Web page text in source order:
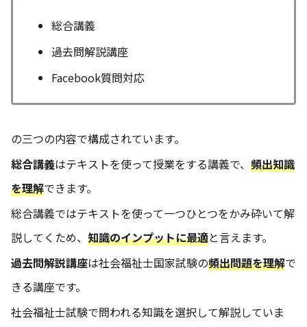
総合講義
過去問解説講座
Facebook質問対応
の三つの内容で構成されています。
総合講義はテキストを使って授業をする講義で、 頻出知識
を理解できます。
総合講義ではテキストを使って一つひとつをかみ砕いて解
説してくため、 知識のインプットに最適と言えます。
過去問解説講座は社会福祉士国家試験の頻出問題を理解で
きる講座です。
社会福祉士試験で問われる知識を選択して解説していま